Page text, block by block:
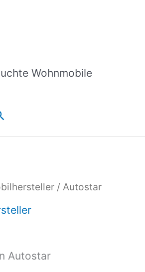
Wohnmobile
/ Autostar
Autostar